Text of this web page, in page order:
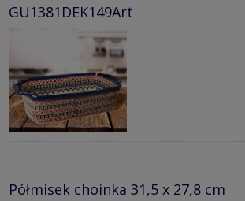
GU1381DEK149Art
Półmisek choinka 31,5 x 27,8 cm